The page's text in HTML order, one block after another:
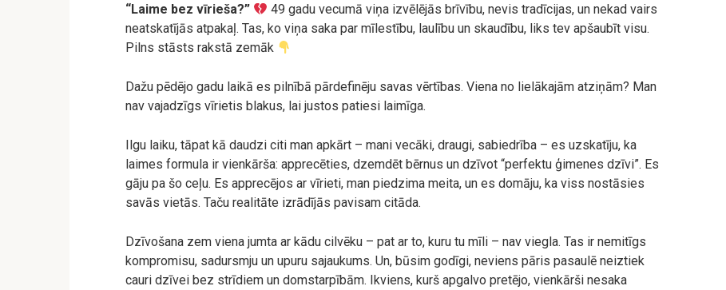
“Laime bez vīrieša?”
49 gadu vecumā viņa izvēlējās brīvību, nevis tradīcijas, un nekad vairs
neatskatījās atpakaļ. Tas, ko viņa saka par mīlestību, laulību un skaudību, liks tev apšaubīt visu.
Pilns stāsts rakstā zemāk
Dažu pēdējo gadu laikā es pilnībā pārdefinēju savas vērtības. Viena no lielākajām atziņām? Man
nav vajadzīgs vīrietis blakus, lai justos patiesi laimīga.
Ilgu laiku, tāpat kā daudzi citi man apkārt – mani vecāki, draugi, sabiedrība – es uzskatīju, ka
laimes formula ir vienkārša: apprecēties, dzemdēt bērnus un dzīvot “perfektu ģimenes dzīvi”. Es
gāju pa šo ceļu. Es apprecējos ar vīrieti, man piedzima meita, un es domāju, ka viss nostāsies
savās vietās. Taču realitāte izrādījās pavisam citāda.
Dzīvošana zem viena jumta ar kādu cilvēku – pat ar to, kuru tu mīli – nav viegla. Tas ir nemitīgs
kompromisu, sadursmju un upuru sajaukums. Un, būsim godīgi, neviens pāris pasaulē neiztiek
cauri dzīvei bez strīdiem un domstarpībām. Ikviens, kurš apgalvo pretējo, vienkārši nesaka